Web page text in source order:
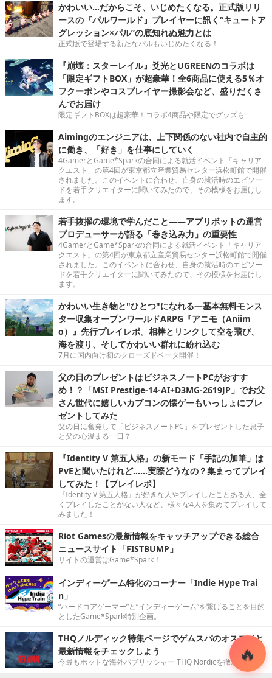
かわいい…だからこそ、いじめたくなる。正式版リリ
ースの『パルワールド』プレイヤーに訊く“キュートア
グレッション×パル”の底知れぬ魅力とは
正式版で登場する新たなパルもいじめたくなる！
『崩壊：スターレイル』爻光とUGREENのコラボは
「限定ギフトBOX」が超豪華！全6商品に使える5％オ
フクーポンやコスプレイヤー撮影会など、盛りだくさ
んでお届け
限定ギフトBOXは超豪華！コラボ4商品や限定でグッズも
Aimingのエンジニアは、上下関係のない社内で自主的
に働き、「好き」を仕事にしていく
4GamerとGame*Sparkの合同による就活イベント「キャリア
クエスト」の第4回が東京都立産業貿易センター浜松町館で開催
されました。このイベントに合わせ、自身の就活時のエピソー
ドを若手クリエイターに聞いてみたので、その模様をお届けし
ます。
若手抜擢の環境で学んだこと――アプリボットの運営
プロデューサーが語る「巻き込み力」の重要性
4GamerとGame*Sparkの合同による就活イベント「キャリア
クエスト」の第4回が東京都立産業貿易センター浜松町館で開催
されました。このイベントに合わせ、自身の就活時のエピソー
ドを若手クリエイターに聞いてみたので、その模様をお届けし
ます。
かわいい生き物と"ひとつ"になれる―基本無料モンス
ター収集オープンワールドARPG『アニモ（Aniim
o）』先行プレイレポ。相棒とリンクして空を飛び、
海を渡り、そしてかわいい群れに紛れ込む
7月に国内向け初のクローズドベータ開催！
父の日のプレゼントはビジネスノートPCがおすす
め！？「MSI Prestige-14-AI+D3MG-2619JP」でお父
さん世代に嬉しいカプコンの懐ゲーもいっしょにプレ
ゼントしてみた
父の日に奮発して「ビジネスノートPC」をプレゼントした息子
と父の心温まる一日？
『Identity V 第五人格』の新モード「手記の加筆」は
PvEと聞いたけれど……実際どうなの？集まってプレイ
してみた！【プレイレポ】
『Identity V 第五人格』が好きな人やプレイしたことある人、全
くプレイしたことがない人など、様々な4人を集めてプレイして
みました！
Riot Gamesの最新情報をキャッチアップできる総合
ニュースサイト「FISTBUMP」
サイトの運営はGame*Spark！
インディーゲーム特化のコーナー「Indie Hype Trai
n」
“ハードコアゲーマー”と“インディーゲーム”を繋げることを目的
としたGame*Spark特別企画。
THQノルディック特集ページでゲムスパのオススメと
最新情報をチェックしよう
今最もホットな海外パブリッシャー THQ Nordicを徹底特集！